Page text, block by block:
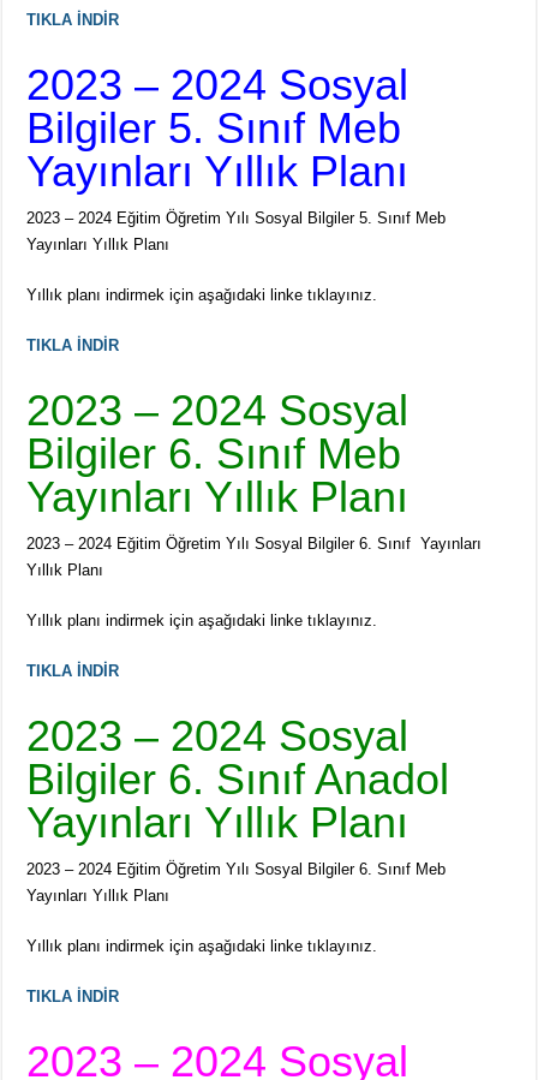
TIKLA İNDİR
2023 – 2024 Sosyal
Bilgiler 5. Sınıf Meb
Yayınları Yıllık Planı
2023 – 2024 Eğitim Öğretim Yılı Sosyal Bilgiler 5. Sınıf Meb
Yayınları Yıllık Planı
Yıllık planı indirmek için aşağıdaki linke tıklayınız.
TIKLA İNDİR
2023 – 2024 Sosyal
Bilgiler 6. Sınıf Meb
Yayınları Yıllık Planı
2023 – 2024 Eğitim Öğretim Yılı Sosyal Bilgiler 6. Sınıf Yayınları
Yıllık Planı
Yıllık planı indirmek için aşağıdaki linke tıklayınız.
TIKLA İNDİR
2023 – 2024 Sosyal
Bilgiler 6. Sınıf Anadol
Yayınları Yıllık Planı
2023 – 2024 Eğitim Öğretim Yılı Sosyal Bilgiler 6. Sınıf Meb
Yayınları Yıllık Planı
Yıllık planı indirmek için aşağıdaki linke tıklayınız.
TIKLA İNDİR
2023 – 2024 Sosyal